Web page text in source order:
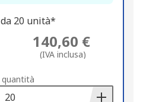
20 unità*
140,60 €
(IVA inclusa)
quantità